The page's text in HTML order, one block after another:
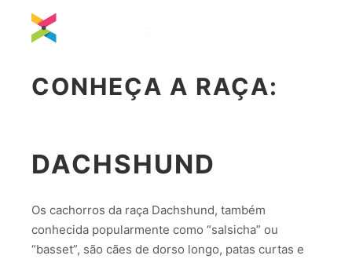
CONHEÇA A RAÇA:
DACHSHUND
Os cachorros da raça Dachshund, também
conhecida popularmente como “salsicha” ou
“basset”, são cães de dorso longo, patas curtas e